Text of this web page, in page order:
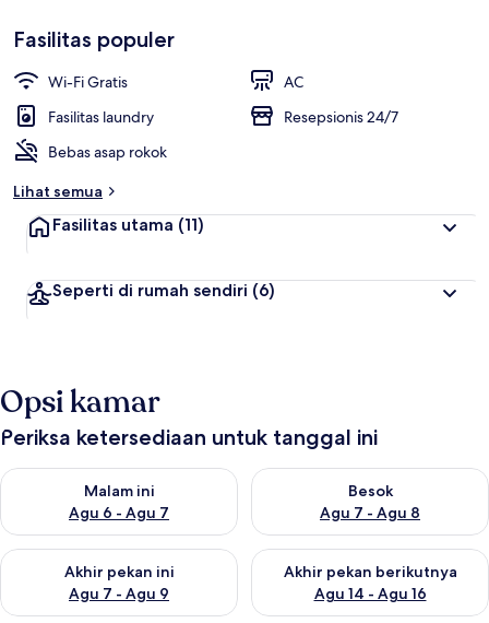
Fasilitas populer
Wi-Fi Gratis
AC
Fasilitas laundry
Resepsionis 24/7
Bebas asap rokok
Lihat semua
Fasilitas utama (11)
Seperti di rumah sendiri (6)
Opsi kamar
Periksa ketersediaan untuk tanggal ini
Malam ini
Agu 6 - Agu 7
Periksa ketersediaan untuk malam ini Agu 6 - Agu 7
Besok
Agu 7 - Agu 8
Periksa ketersediaan untuk
Akhir pekan ini
Agu 7 - Agu 9
Periksa ketersediaan untuk akhir pekan ini Agu 7 - Agu 9
Akhir pekan berikutnya
Agu 14 - Agu 16
Periksa ketersediaan untuk